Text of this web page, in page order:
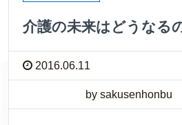
介護の未来はどうなる
2016.06.11
by sakusenhonbu